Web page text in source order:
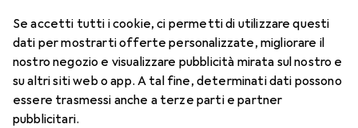
Se accetti tutti i cookie, ci permetti di utilizzare questi
dati per mostrarti offerte personalizzate, migliorare il
nostro negozio e visualizzare pubblicità mirata sul nostro e
su altri siti web o app. A tal fine, determinati dati possono
essere trasmessi anche a terze parti e partner
pubblicitari.
-9, Obiettivo mensile, 6 pz., Torico
Prezzo in EUR IVA incl.